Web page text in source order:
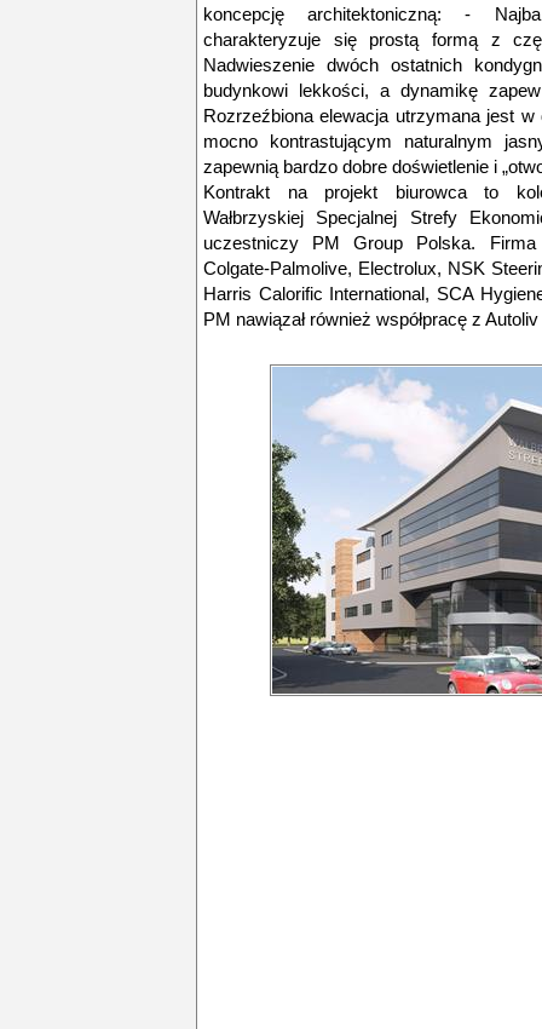
koncepcję architektoniczną: -
charakteryzuje się prostą formą z
Nadwieszenie dwóch ostatnich
budynkowi lekkości, a dynamikę
Rozrzeźbiona elewacja utrzymana jest
mocno kontrastującym naturalnym
zapewnią bardzo dobre doświetlenie i
Kontrakt na projekt biurowca to
Wałbrzyskiej Specjalnej Strefy
uczestniczy PM Group Polska.
Colgate-Palmolive, Electrolux, NSK
Harris Calorific International, SCA
PM nawiązał również współpracę z